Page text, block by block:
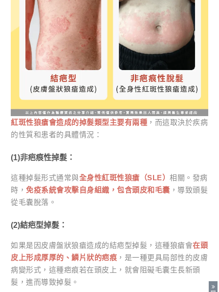
紅斑性狼瘡會造成的掉髮類型主要有兩種 ，而這取決於疾病
的性質和患者的具體情況：
(1)非疤痕性掉髮：
這種掉髮形式通常與全身性紅斑性狼瘡（SLE） 相關。發病
時， 免疫系統會攻擊自身組織，包含頭皮和毛囊 ，導致頭髮
從毛囊脫落。
(2)結疤型掉髮：
如果是因皮膚盤狀狼瘡造成的結疤型掉髮，這種狼瘡會在頭
皮上形成厚厚的、鱗片狀的疤痕 ，是一種更具局部性的皮膚
病變形式，這種疤痕若在頭皮上，就會阻礙毛囊生長新頭
髮，進而導致掉髮。